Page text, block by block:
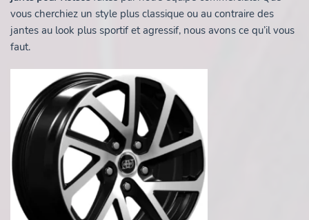
vous cherchiez un style plus classique ou au contraire des
jantes au look plus sportif et agressif, nous avons ce qu’il vous
faut.